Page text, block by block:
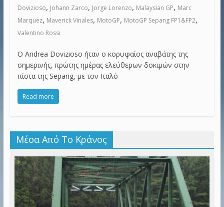
Dovizioso, Johann Zarco, Jorge Lorenzo, Malaysian GP, Marc
Marquez, Maverick Vinales, MotoGP, MotoGP Sepang FP1&FP2,
Valentino Rossi
Ο Andrea Dovizioso ήταν ο κορυφαίος αναβάτης της
σημερινής, πρώτης ημέρας ελεύθερων δοκιμών στην
πίστα της Sepang, με τον Ιταλό
Read more
Μέσα Από Το Κράνος